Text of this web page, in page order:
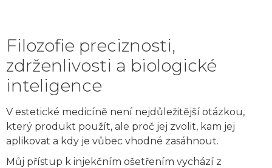
Filozofie preciznosti,
zdrženlivosti a biologické
inteligence
V estetické medicíně není nejdůležitější otázkou,
který produkt použít, ale proč jej zvolit, kam jej
aplikovat a kdy je vůbec vhodné zasáhnout.
Můj přístup k injekčním ošetřením vychází z